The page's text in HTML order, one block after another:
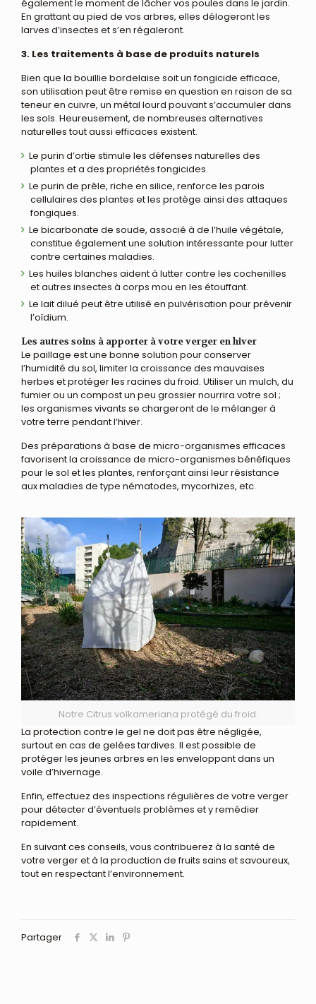
également le moment de lâcher vos poules dans le jardin.
En grattant au pied de vos arbres, elles délogeront les
larves d’insectes et s’en régaleront.
3. Les traitements à base de produits naturels
Bien que la bouillie bordelaise soit un fongicide efficace,
son utilisation peut être remise en question en raison de sa
teneur en cuivre, un métal lourd pouvant s’accumuler dans
les sols. Heureusement, de nombreuses alternatives
naturelles tout aussi efficaces existent.
Le purin d’ortie stimule les défenses naturelles des
plantes et a des propriétés fongicides.
Le purin de prêle, riche en silice, renforce les parois
cellulaires des plantes et les protège ainsi des attaques
fongiques.
Le bicarbonate de soude, associé à de l’huile végétale,
constitue également une solution intéressante pour lutter
contre certaines maladies.
Les huiles blanches aident à lutter contre les cochenilles
et autres insectes à corps mou en les étouffant.
Le lait dilué peut être utilisé en pulvérisation pour prévenir
l’oïdium.
Les autres soins à apporter à votre verger en hiver
Le paillage est une bonne solution pour conserver
l’humidité du sol, limiter la croissance des mauvaises
herbes et protéger les racines du froid. Utiliser un mulch, du
fumier ou un compost un peu grossier nourrira votre sol ;
les organismes vivants se chargeront de le mélanger à
votre terre pendant l’hiver.
Des préparations à base de micro-organismes efficaces
favorisent la croissance de micro-organismes bénéfiques
pour le sol et les plantes, renforçant ainsi leur résistance
aux maladies de type nématodes, mycorhizes, etc.
Notre Citrus volkameriana protégé du froid.
La protection contre le gel ne doit pas être négligée,
surtout en cas de gelées tardives. Il est possible de
protéger les jeunes arbres en les enveloppant dans un
voile d’hivernage.
Enfin, effectuez des inspections régulières de votre verger
pour détecter d’éventuels problèmes et y remédier
rapidement.
En suivant ces conseils, vous contribuerez à la santé de
votre verger et à la production de fruits sains et savoureux,
tout en respectant l’environnement.
Partager